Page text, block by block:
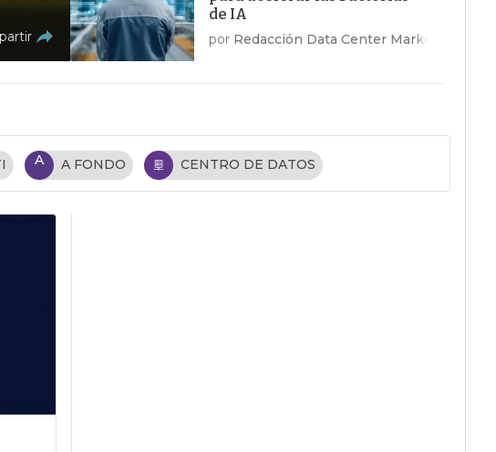
de IA
por Redacción Data Center Market
A A FONDO CENTRO DE DATOS